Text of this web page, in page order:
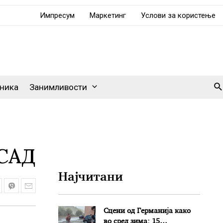
Импресум Маркетинг Услови за користење
Занимливости
Најчитани
Сцени од Германија како
во сред зима: 15